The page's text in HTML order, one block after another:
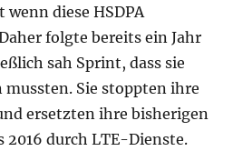
diese HSDPA
folgte bereits ein Jahr
sah Sprint, dass sie
Sie stoppten ihre
ersetzten ihre bisherigen
2016 durch LTE-Dienste.